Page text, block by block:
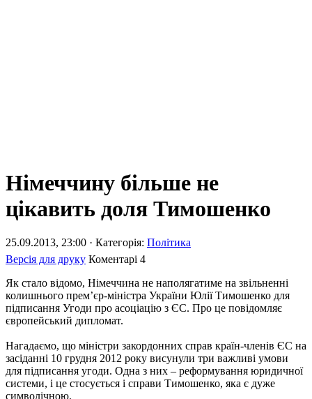
Німеччину більше не
цікавить доля Тимошенко
25.09.2013, 23:00 · Категорія: Політика
Версія для друку Коментарі 4
Як стало відомо, Німеччина не наполягатиме на звільненні
колишнього прем’єр-міністра України Юлії Тимошенко для
підписання Угоди про асоціацію з ЄС. Про це повідомляє
європейський дипломат.
Нагадаємо, що міністри закордонних справ країн-членів ЄС на
засіданні 10 грудня 2012 року висунули три важливі умови
для підписання угоди. Одна з них – реформування юридичної
системи, і це стосується і справи Тимошенко, яка є дуже
символічною.